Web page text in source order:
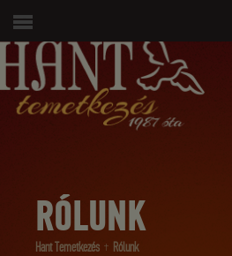
RÓLUNK
Hant Temetkezés Rólunk